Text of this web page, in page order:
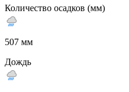
Количество осадков (мм)
507 мм
Дождь